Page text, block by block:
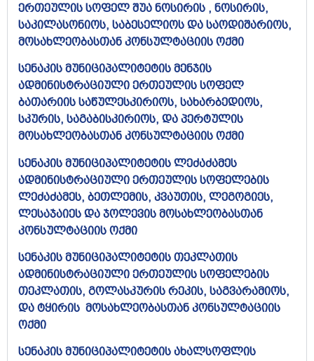
ერთეულის სოფელ შუა ნოსირის , ნოსირის,
საკილასონიოს, საბესელიოს და საოდიშარიოს,
მოსახლეობასთან კონსულტაციის ოქმი​
სენაკის მუნიციპალიტეტის მენჯის
ადმინისტრაციული ერთეულის სოფელ
ბათარიის საწულესკირიოს, სახარბედიოს,
სკურის, საგაბისკირიოს, და პერტულის
მოსახლეობასთან კონსულტაციის ოქმი​
სენაკის მუნიციპალიტეტის ლეძაძამეს
ადმინისტრაციული ერთეულის სოფელების
ლეძაძამეს, ბეთლემის, კვაუთის, ლეგოგიეს,
ლესაჯაიეს და ჯოლევის მოსახლეობასთან
კონსულტაციის ოქმი​
სენაკის მუნიციპალიტეტის თეკლათის
ადმინისტრაციული ერთეულის სოფელების
თეკლათის, გოლასკურის რეკის, საგვარამიოს,
და ტყირის მოსახლეობასთან კონსულტაციის
ოქმი​
სენაკის მუნიციპალიტეტის ახალსოფლის